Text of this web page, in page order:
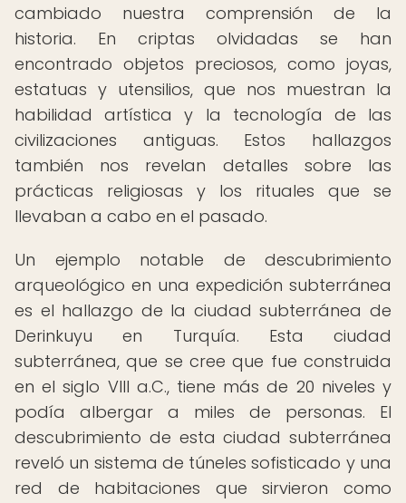
cambiado nuestra comprensión de la
historia. En criptas olvidadas se han
encontrado objetos preciosos, como joyas,
estatuas y utensilios, que nos muestran la
habilidad artística y la tecnología de las
civilizaciones antiguas. Estos hallazgos
también nos revelan detalles sobre las
prácticas religiosas y los rituales que se
llevaban a cabo en el pasado.
Un ejemplo notable de descubrimiento
arqueológico en una expedición subterránea
es el hallazgo de la ciudad subterránea de
Derinkuyu en Turquía. Esta ciudad
subterránea, que se cree que fue construida
en el siglo VIII a.C., tiene más de 20 niveles y
podía albergar a miles de personas. El
descubrimiento de esta ciudad subterránea
reveló un sistema de túneles sofisticado y una
red de habitaciones que sirvieron como